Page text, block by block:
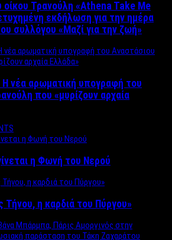
οίκου Τρανούλη «Athena Take Me
εκδήλωση για την ημέρα
συλλόγου «Μαζί για την ζωή»
Η νέα αρωματική υπογραφή του
που «μυρίζουν αρχαία
η Φωνή του Νερού
Τήνου, η καρδιά του Πύργου»